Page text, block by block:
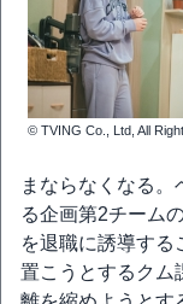
© TVING Co., Ltd, All
まならなくなる
る企画第2チーム
を退職に誘導する
置こうとするクム